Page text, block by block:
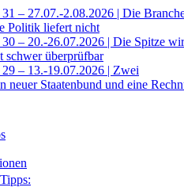
– 27.07.-2.08.2026 | Die
Politik liefert nicht
– 20.-26.07.2026 | Die Spitze
überprüfbar
– 13.-19.07.2026 | Zwei
neuer Staatenbund und eine